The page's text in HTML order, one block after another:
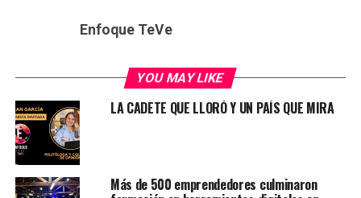
Enfoque TeVe
YOU MAY LIKE
LA CADETE QUE LLORÓ Y UN PAÍS QUE MIRA
Más de 500 emprendedores culminaron